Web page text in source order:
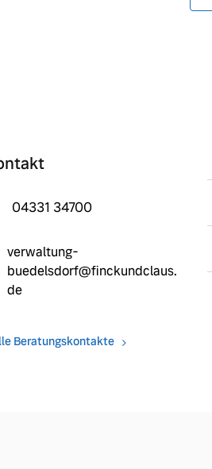
04331 34700
verwaltung-
buedelsdorf@finckundclaus.
de
Beratungskontakte